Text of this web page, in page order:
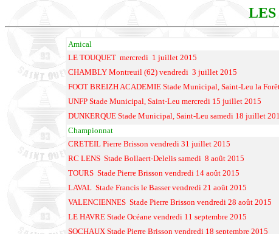
LES
Amical
LE TOUQUET mercredi 1 juillet 2015
CHAMBLY Montreuil (62) vendredi 3 juillet 2015
FOOT BREIZH ACADEMIE Stade Municipal, Saint-Leu la
UNFP Stade Municipal, Saint-Leu mercredi 15 juillet 2015
DUNKERQUE Stade Municipal, Saint-Leu samedi 18 juillet
Championnat
CRETEIL Pierre Brisson vendredi 31 juillet 2015
RC LENS Stade Bollaert-Delelis samedi 8 août 2015
TOURS Stade Pierre Brisson vendredi 14 août 2015
LAVAL Stade Francis le Basser vendredi 21 août 2015
VALENCIENNES Stade Pierre Brisson vendredi 28 août 2015
LE HAVRE Stade Océane vendredi 11 septembre 2015
SOCHAUX Stade Pierre Brisson vendredi 18 septembre 2015